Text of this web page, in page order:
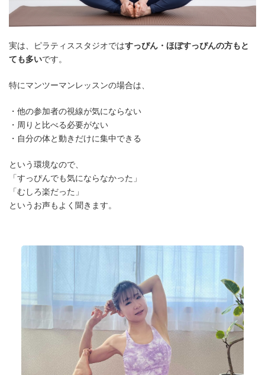
実は、ピラティススタジオではすっぴん・ほぼすっぴんの方もと
ても多いです。
特にマンツーマンレッスンの場合は、
・他の参加者の視線が気にならない
・周りと比べる必要がない
・自分の体と動きだけに集中できる
という環境なので、
「すっぴんでも気にならなかった」
「むしろ楽だった」
というお声もよく聞きます。